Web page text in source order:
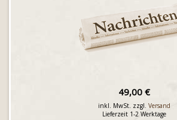
49,00 €
inkl. MwSt. zzgl. Versand
Lieferzeit 1-2 Werktage